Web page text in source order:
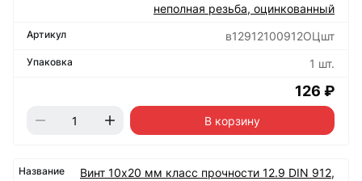
неполная резьба, оцинкованный
в12912100912ОЦшт
1 шт.
126 ₽
В корзину
Винт 10х20 мм класс прочности 12.9 DIN 912,